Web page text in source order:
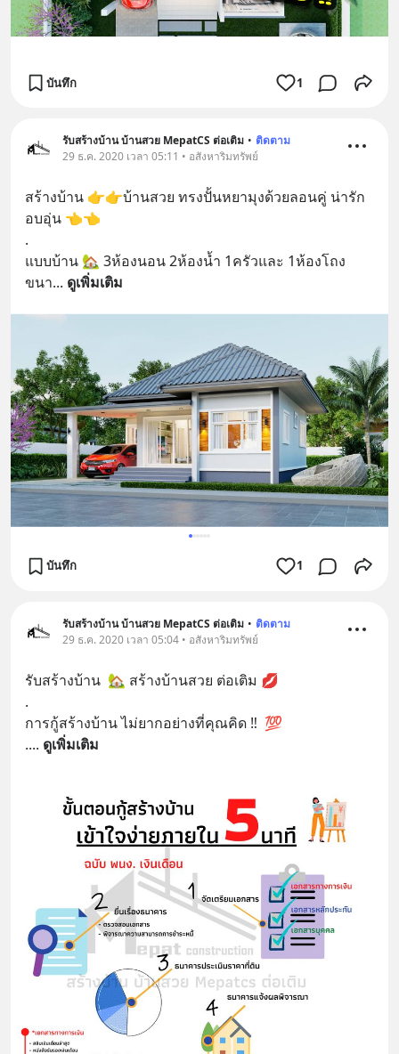
บันทึก 1
รับสร้างบ้าน บ้านสวย MepatCS ต่อเติม • ติดตาม
29 ธ.ค. 2020 เวลา 05:11 • อสังหาริมทรัพย์
สร้างบ้าน 👉👉บ้านสวย ทรงปั้นหยามุงด้วยลอนคู่ น่ารัก
อบอุ่น 👈👈
.
แบบบ้าน 🏡 3ห้องนอน 2ห้องน้ำ 1ครัวและ 1ห้องโถง
ขนา... ดูเพิ่มเติม
บันทึก 1
รับสร้างบ้าน บ้านสวย MepatCS ต่อเติม • ติดตาม
29 ธ.ค. 2020 เวลา 05:04 • อสังหาริมทรัพย์
รับสร้างบ้าน  🏡 สร้างบ้านสวย ต่อเติม 💋
.
การกู้สร้างบ้าน ไม่ยากอย่างที่คุณคิด ‼️  💯
.... ดูเพิ่มเติม